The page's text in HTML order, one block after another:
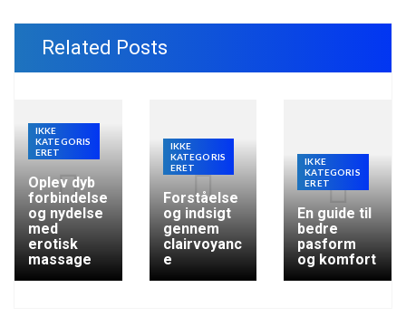
Related Posts
IKKE
KATEGORIS
ERET
Oplev dyb
forbindelse
og nydelse
med
erotisk
massage
IKKE
KATEGORIS
ERET
Forståelse
og indsigt
gennem
clairvoyanc
e
IKKE
KATEGORIS
ERET
En guide til
bedre
pasform
og komfort